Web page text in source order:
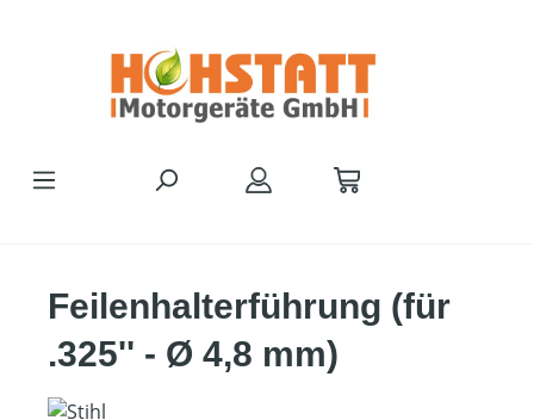
Feilenhalterführung (für
.325'' - Ø 4,8 mm)